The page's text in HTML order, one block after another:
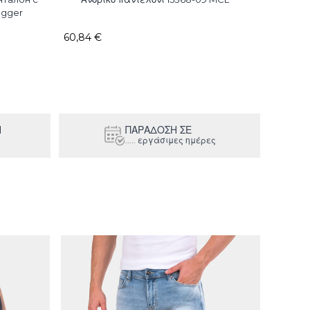
60,84 €
ΠΑΡΑΔΟΣΗ ΣΕ
..... εργάσιμες ημέρες